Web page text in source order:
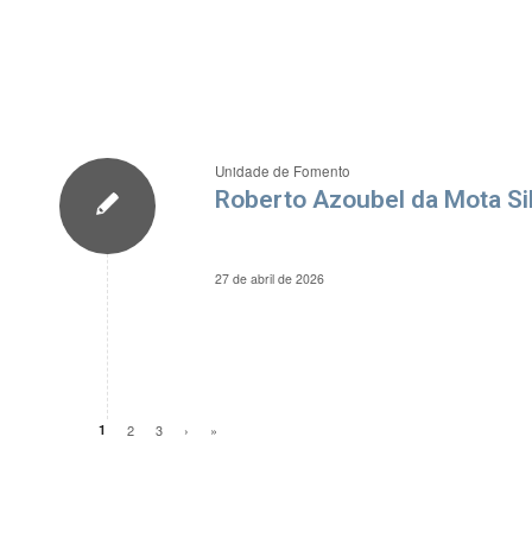
Unidade de Fomento
Roberto Azoubel da Mota
27 de abril de 2026
1 2 3 › »